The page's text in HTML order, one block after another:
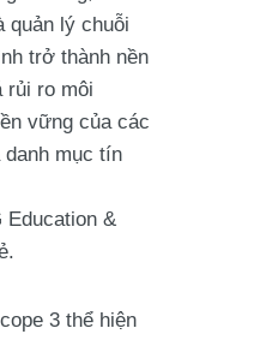
quản lý chuỗi
trở thành nền
rủi ro môi
vững của các
danh mục tín
&
3 thể hiện